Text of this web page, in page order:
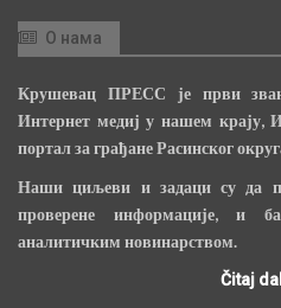
О нама
Крушевац ПРЕСС је први
Интернет медиј у нашем крају,
портал за грађане Расинског
Наши циљеви и задаци су да
проверене информације, и
аналитичким новинарством.
Čitaj